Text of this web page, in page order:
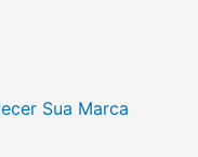
Sua Marca